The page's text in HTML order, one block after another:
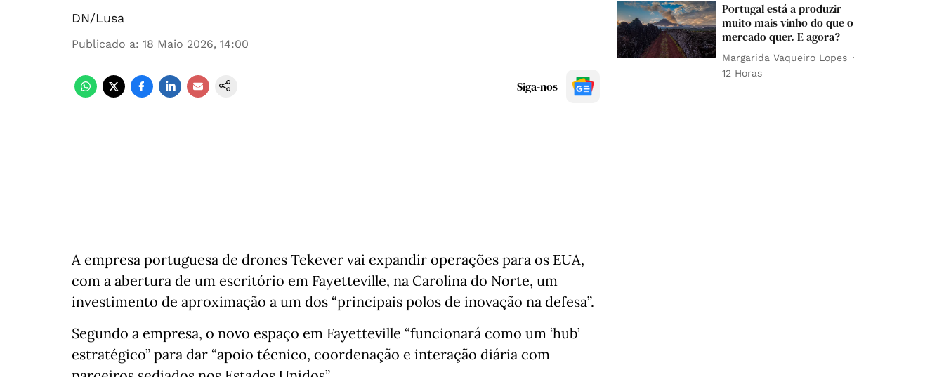
DN/Lusa
Publicado a: 18 Maio 2026, 14:00
Siga-nos
A empresa portuguesa de drones Tekever vai expandir operações para os EUA,
com a abertura de um escritório em Fayetteville, na Carolina do Norte, um
investimento de aproximação a um dos “principais polos de inovação na defesa”.
Segundo a empresa, o novo espaço em Fayetteville “funcionará como um ‘hub’
estratégico” para dar “apoio técnico, coordenação e interação diária com
Portugal está a produzir
muito mais vinho do que o
mercado quer. E agora?
Margarida Vaqueiro Lopes
12 Horas